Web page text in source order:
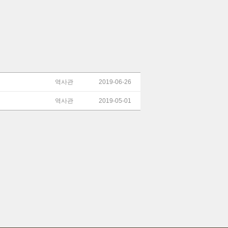
역사관 2019-06-26
역사관 2019-05-01